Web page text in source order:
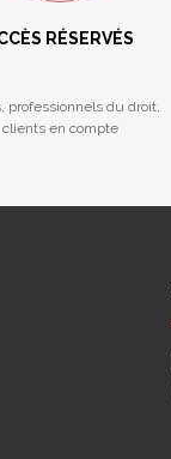
RÉSERVÉS
professionnels du droit,
clients en compte